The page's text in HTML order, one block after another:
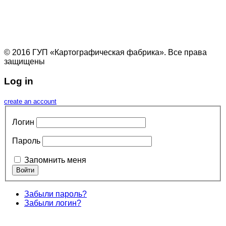
© 2016 ГУП «Картографическая фабрика». Все права
защищены
Log in
create an account
Логин
Пароль
Запомнить меня
Забыли пароль?
Забыли логин?